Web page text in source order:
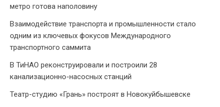
метро готова наполовину
Взаимодействие транспорта и промышленности стало
одним из ключевых фокусов Международного
транспортного саммита
В ТиНАО реконструировали и построили 28
канализационно-насосных станций
Театр-студию «Грань» построят в Новокуйбышевске